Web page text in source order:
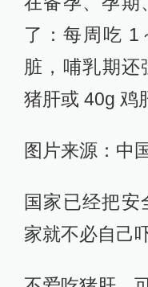
了：每周吃 1
脏，哺乳期还
猪肝或 40g 鸡
图片来源：中
国家已经把安
家就不必自己